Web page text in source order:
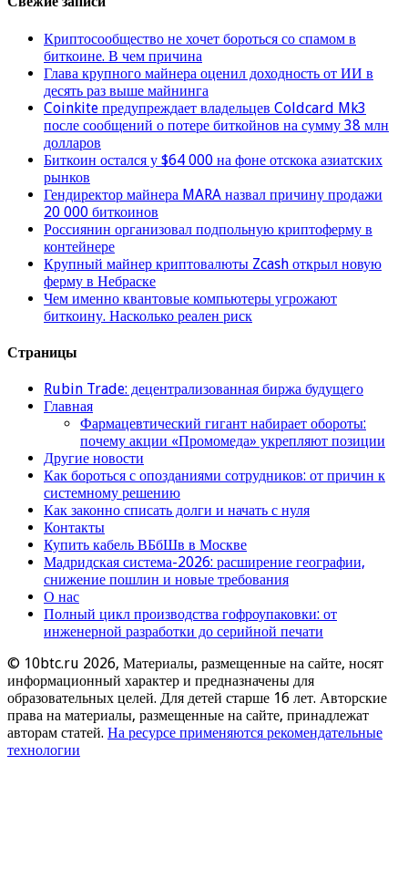
Криптосообщество не хочет бороться со спамом в
биткоине. В чем причина
Глава крупного майнера оценил доходность от ИИ в
десять раз выше майнинга
Coinkite предупреждает владельцев Coldcard Mk3
после сообщений о потере биткойнов на сумму 38 млн
долларов
Биткоин остался у $64 000 на фоне отскока азиатских
рынков
Гендиректор майнера MARA назвал причину продажи
20 000 биткоинов
Россиянин организовал подпольную криптоферму в
контейнере
Крупный майнер криптовалюты Zcash открыл новую
ферму в Небраске
Чем именно квантовые компьютеры угрожают
биткоину. Насколько реален риск
Страницы
Rubin Trade: децентрализованная биржа будущего
Главная
Фармацевтический гигант набирает обороты:
почему акции «Промомеда» укрепляют позиции
Другие новости
Как бороться с опозданиями сотрудников: от причин к
системному решению
Как законно списать долги и начать с нуля
Контакты
Купить кабель ВБбШв в Москве
Мадридская система-2026: расширение географии,
снижение пошлин и новые требования
О нас
Полный цикл производства гофроупаковки: от
инженерной разработки до серийной печати
© 10btc.ru 2026, Материалы, размещенные на сайте, носят
информационный характер и предназначены для
образовательных целей. Для детей старше 16 лет. Авторские
права на материалы, размещенные на сайте, принадлежат
авторам статей. На ресурсе применяются рекомендательные
технологии